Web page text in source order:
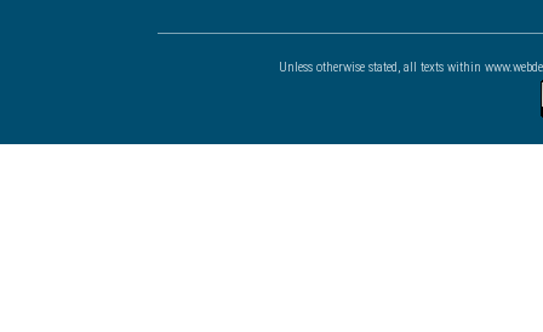
Unless otherwise stated, all texts within